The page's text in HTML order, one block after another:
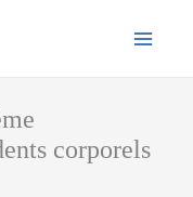
corporels